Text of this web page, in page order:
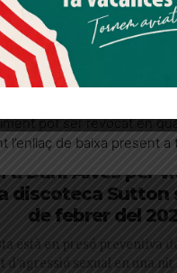
a Dani Alves per
discoteca Sutton
de febrer del
està en presó preventiva
d'agressió sexual en una nit
informació Acceptar
crea un compte al
explícit per rebre
pot ser revocat en
l’enllaç de baixa present